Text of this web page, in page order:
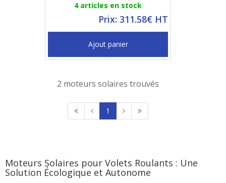
4 articles en stock
Prix: 311.58€ HT
Ajout panier
2 moteurs solaires trouvés
1
Moteurs Solaires pour Volets Roulants : Une
Solution Écologique et Autonome